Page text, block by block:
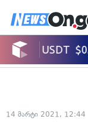
14 მარტი 2021, 12:44